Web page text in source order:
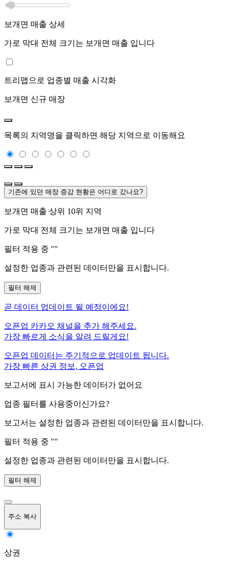
보개면 매출 상세
가로 막대 전체 크기는 보개면 매출 입니다
트리맵으로 업종별 매출 시각화
보개면 신규 매장
목록의 지역명을 클릭하면 해당 지역으로 이동해요
기존에 있던 매장 증감 현황은 어디로 갔나요?
보개면 매출 상위 10위 지역
가로 막대 전체 크기는 보개면 매출 입니다
필터 적용 중 ""
설정한 업종과 관련된 데이터만을 표시합니다.
필터 해제
곧 데이터 업데이트 될 예정이에요!
오픈업 카카오 채널을 추가 해주세요.
가장 빠르게 소식을 알려 드릴게요!
오픈업 데이터는 주기적으로 업데이트 됩니다.
가장 빠른 상권 정보, 오픈업
보고서에 표시 가능한 데이터가 없어요
업종 필터를 사용중이신가요?
보고서는 설정한 업종과 관련된 데이터만을 표시합니다.
필터 적용 중 ""
설정한 업종과 관련된 데이터만을 표시합니다.
필터 해제
주소 복사
상권